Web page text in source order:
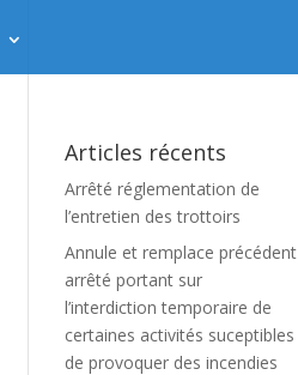
Articles récents
Arrêté réglementation de
l’entretien des trottoirs
Annule et remplace précédent
arrêté portant sur
l’interdiction temporaire de
certaines activités suceptibles
de provoquer des incendies